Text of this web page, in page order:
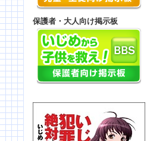
保護者・大人向け掲示板